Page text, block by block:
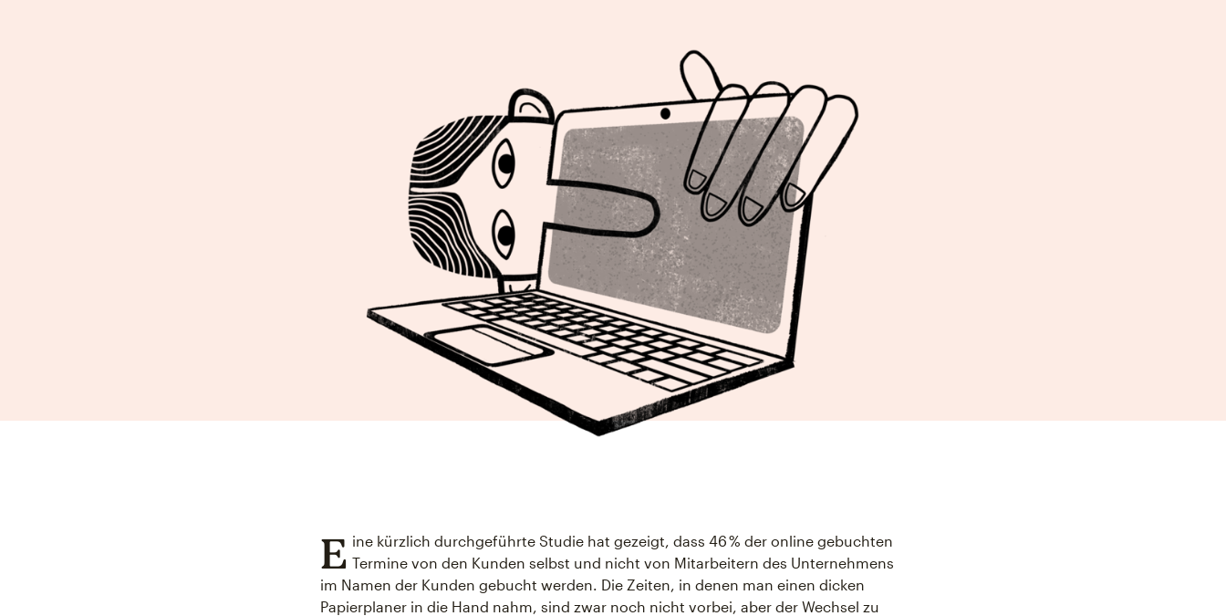
E ine kürzlich durchgeführte Studie hat gezeigt, dass 46 % der online gebuchten
Termine von den Kunden selbst und nicht von Mitarbeitern des Unternehmens
im Namen der Kunden gebucht werden. Die Zeiten, in denen man einen dicken
Papierplaner in die Hand nahm, sind zwar noch nicht vorbei, aber der Wechsel zu